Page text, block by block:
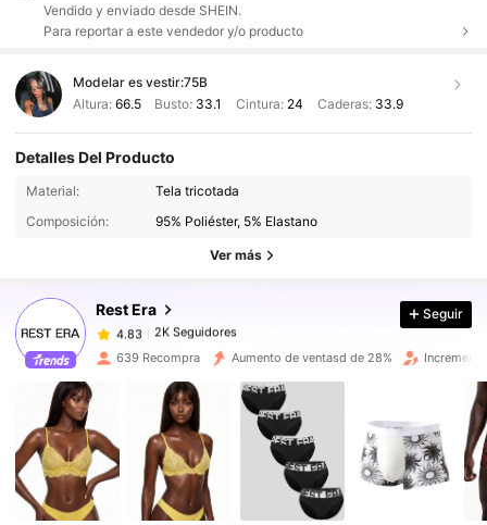
Vendido y enviado desde SHEIN.
Para reportar a este vendedor y/o producto
Modelar es vestir:75B
Altura: 66.5 Busto: 33.1 Cintura: 24 Caderas: 33.9
Detalles Del Producto
Material:
Tela tricotada
Composición:
95% Poliéster, 5% Elastano
Ver más
Rest Era
2K Seguidores
4.83
2K Seguidores
1***1
pagóHace 1 día
2K Seguidores
4.83 2K Seguidores
4.83 2K Seguidores
Seguir
639 Recompra Aumento de ventasd de 28%